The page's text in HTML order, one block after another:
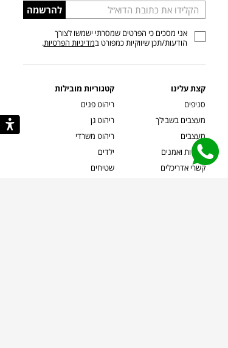
הכניסו
כתובת
דוא”ל
להרשמה
אני מסכים כי הפרטים שמסרתי ישמשו לצורך
הודעות/תכן שיווקיות כמפורט במדיניות הפרטיות.
קצת עלינו
סניפים
מעצבים בשבילך
מעצבים
אמניות ואמנים
קשרי אדריכלים
קטגוריות מובילות
ריהוט פנים
ריהוט גן
ריהוט משרדי
ילדים
שטיחים